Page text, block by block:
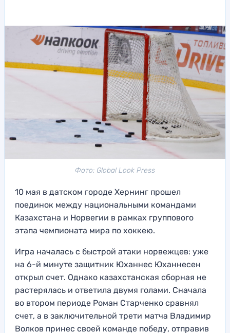
Фото: Global Look Press
10 мая в датском городе Хернинг прошел
поединок между национальными командами
Казахстана и Норвегии в рамках группового
этапа чемпионата мира по хоккею.
Игра началась с быстрой атаки норвежцев: уже
на 6-й минуте защитник Юханнес Юханнесен
открыл счет. Однако казахстанская сборная не
растерялась и ответила двумя голами. Сначала
во втором периоде Роман Старченко сравнял
счет, а в заключительной трети матча Владимир
Волков принес своей команде победу, отправив